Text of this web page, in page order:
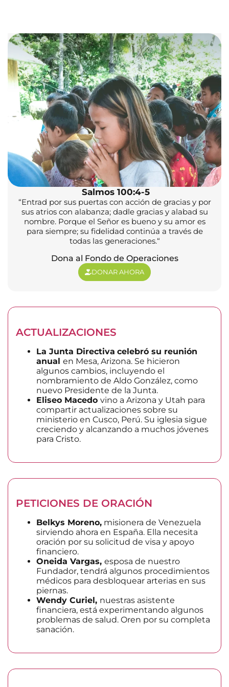
Salmos 100:4-5
“Entrad por sus puertas con acción de gracias y por
sus atrios con alabanza; dadle gracias y alabad su
nombre. Porque el Señor es bueno y su amor es
para siempre; su fidelidad continúa a través de
todas las generaciones.“
Dona al Fondo de Operaciones
DONAR AHORA
ACTUALIZACIONES
La Junta Directiva celebró su reunión
anual en Mesa, Arizona. Se hicieron
algunos cambios, incluyendo el
nombramiento de Aldo González, como
nuevo Presidente de la Junta.
Eliseo Macedo vino a Arizona y Utah para
compartir actualizaciones sobre su
ministerio en Cusco, Perú. Su iglesia sigue
creciendo y alcanzando a muchos jóvenes
para Cristo.
PETICIONES DE ORACIÓN
Belkys Moreno, misionera de Venezuela
sirviendo ahora en España. Ella necesita
oración por su solicitud de visa y apoyo
financiero.
Oneida Vargas, esposa de nuestro
Fundador, tendrá algunos procedimientos
médicos para desbloquear arterias en sus
piernas.
Wendy Curiel, nuestras asistente
financiera, está experimentando algunos
problemas de salud. Oren por su completa
sanación.